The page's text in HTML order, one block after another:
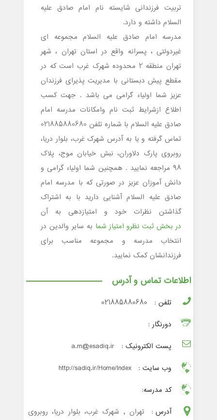
تربیت فرزندانی شایسته نام امام صادق علیه
السلام داشته و دارد.
مدرسه امام صادق علیه السلام مجموعه ای
غیردولتی ، پسرانه واقع در استان تهران ، شهر
تهران منطقه 2 محدوده شهرک غرب است که در
مقطع پیش دبستانی با مدیریت پذیرای فرزندان
عزیز شما اولیاء گرامی می باشد . جهت کسب
اطلاع ازشرایط ثبت نام وامکانات مدرسه امام
صادق علیه السلام با شماره تلفن 021885880680
تماس گرفته و یا به آدرس شهرک غرب، بلوار دریا،
روبروی پارک دلاوران، نبش خیابان موج، پلاک
۹۸ مراجعه نمایید . همچنین شما اولیاء گرامی و
دانش آموزان عزیز در صورتی که با مدرسه امام
صادق علیه السلام آشنایی دارید با به اشتراک
گذاشتن نظرات خود و امتیازدهی به آن
در بخش ثبت نظرو امتیاز شما به سایر والدین در
انتخاب مدرسه و مجموعه مناسب برای
فرزندانشان کمک نمایید.
اطلاعات تماس و آدرس
تلفن :
021885880680
دورنگار :
پست الکترونیک :
a.m@esadiq.ir
وب سایت :
http://sadiq.ir/Home/Index
کد مدرسه:
آدرس :
تهران , شهرک غرب، بلوار دریا، روبروی